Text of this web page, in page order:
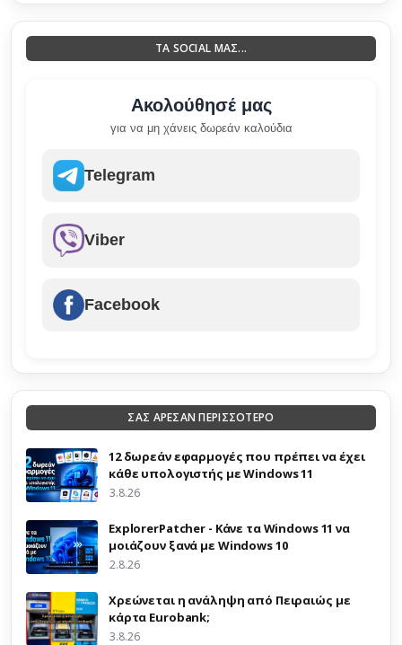
ΤΑ SOCIAL ΜΑΣ...
Ακολούθησέ μας
για να μη χάνεις δωρεάν καλούδια
Telegram
Viber
Facebook
ΣΑΣ ΑΡΕΣΑΝ ΠΕΡΙΣΣΟΤΕΡΟ
12 δωρεάν εφαρμογές που πρέπει να έχει
κάθε υπολογιστής με Windows 11
3.8.26
ExplorerPatcher - Κάνε τα Windows 11 να
μοιάζουν ξανά με Windows 10
2.8.26
Χρεώνεται η ανάληψη από Πειραιώς με
κάρτα Eurobank;
3.8.26